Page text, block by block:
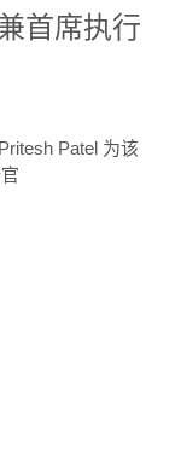
首席执行
Patel 为该